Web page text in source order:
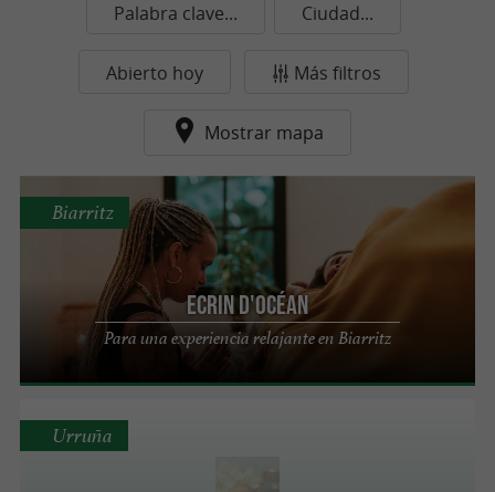
Palabra clave... Ciudad...
Abierto hoy Más filtros
Mostrar mapa
Ecrin d'Océan
Para una experiencia relajante en Biarritz
Biarritz
Urruña